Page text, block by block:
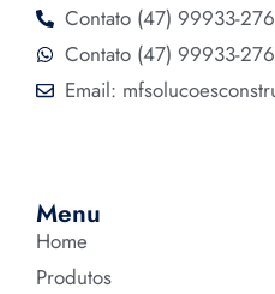
Contato (47) 99933-
Contato (47) 99933-
Email:
Menu
Home
Produtos